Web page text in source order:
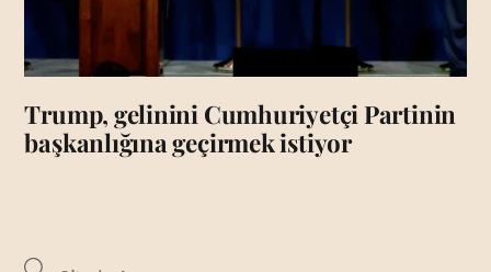
Trump, gelinini Cumhuriyetçi Partinin
başkanlığına geçirmek istiyor